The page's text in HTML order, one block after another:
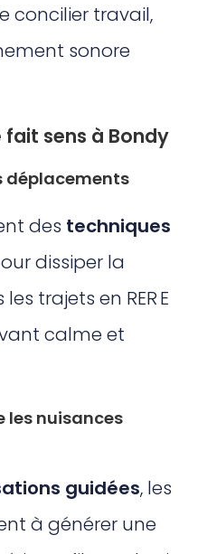
concilier travail,
sonore
fait sens à Bondy
déplacements
des techniques
dissiper la
trajets en RER E
calme et
les nuisances
guidées, les
à générer une